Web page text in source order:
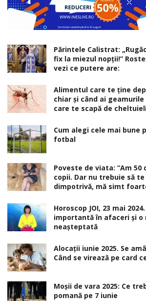
Părintele Calistrat:
fix la miezul nopţii!”
vezi ce putere are:
Alimentul care te ține
chiar și când ai
care te scapă de
Cum alegi cele mai bune
fotbal
Poveste de viata: “Am 50
copii. Dar nu trebuie să
dimpotrivă, mă simt
Horoscop JOI, 23 mai
importantă în afaceri şi o
neaşteptată
Alocaţii iunie 2025. Se
Când se virează pe card
Moșii de vara 2025: Ce
pomană pe 7 iunie